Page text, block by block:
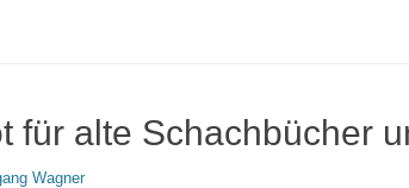
für alte Schachbücher
Wagner